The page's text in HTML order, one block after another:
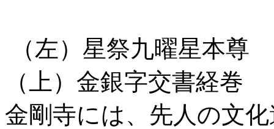
（左）星祭九曜星本尊
（上）金銀字交書経巻
金剛寺には、先人の文